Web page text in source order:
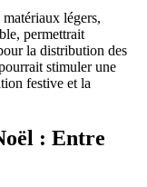
légers,
permettrait
la distribution des
stimuler une
festive et la
: Entre